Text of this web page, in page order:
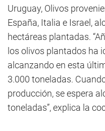
Uruguay, Olivos
España, Italia e Israel,
hectáreas plantadas.
los olivos plantados ha
alcanzando en esta
3.000 toneladas.
producción, se espera
toneladas”, explica la